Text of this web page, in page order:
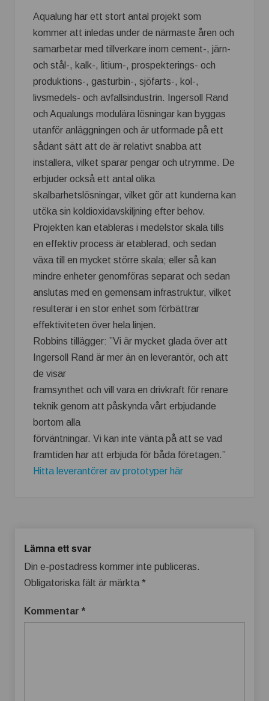
Aqualung har ett stort antal projekt som
kommer att inledas under de närmaste åren och
samarbetar med tillverkare inom cement-, järn-
och stål-, kalk-, litium-, prospekterings- och
produktions-, gasturbin-, sjöfarts-, kol-,
livsmedels- och avfallsindustrin. Ingersoll Rand
och Aqualungs modulära lösningar kan byggas
utanför anläggningen och är utformade på ett
sådant sätt att de är relativt snabba att
installera, vilket sparar pengar och utrymme. De
erbjuder också ett antal olika
skalbarhetslösningar, vilket gör att kunderna kan
utöka sin koldioxidavskiljning efter behov.
Projekten kan etableras i medelstor skala tills
en effektiv process är etablerad, och sedan
växa till en mycket större skala; eller så kan
mindre enheter genomföras separat och sedan
anslutas med en gemensam infrastruktur, vilket
resulterar i en stor enhet som förbättrar
effektiviteten över hela linjen.
Robbins tillägger: ”Vi är mycket glada över att
Ingersoll Rand är mer än en leverantör, och att
de visar
framsynthet och vill vara en drivkraft för renare
teknik genom att påskynda vårt erbjudande
bortom alla
förväntningar. Vi kan inte vänta på att se vad
framtiden har att erbjuda för båda företagen.”
Hitta leverantörer av prototyper här
Lämna ett svar
Din e-postadress kommer inte publiceras.
Obligatoriska fält är märkta *
Kommentar *